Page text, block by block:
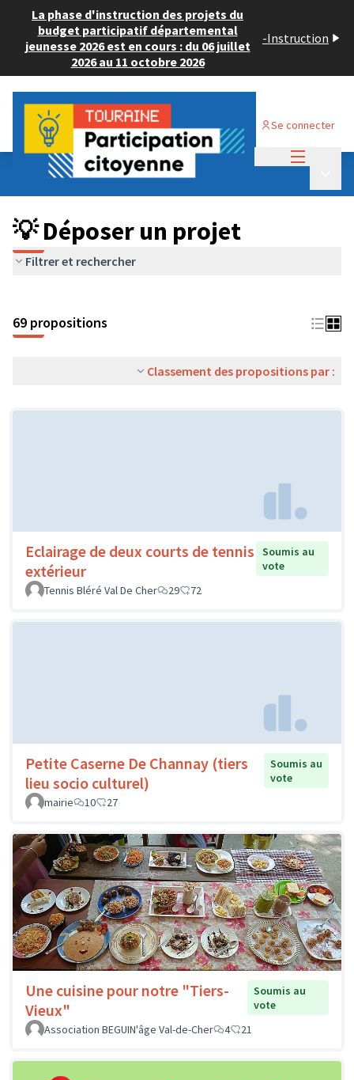
La phase d'instruction des projets du
budget participatif départemental
jeunesse 2026 est en cours : du 06 juillet
2026 au 11 octobre 2026
-Instruction
Se connecter
Budget Participatif ADULTE 2024
💡 Déposer un projet
💡 Déposer un projet
Filtrer et rechercher
69 propositions
Classement des propositions par :
Eclairage de deux courts de tennis
extérieur
Soumis au
vote
Tennis Bléré Val De Cher
29 72
Petite Caserne De Channay (tiers
lieu socio culturel)
Soumis au
vote
mairie
10 27
Une cuisine pour notre "Tiers-
Vieux"
Soumis au
vote
Association BEGUIN'âge Val-de-Cher
4 21